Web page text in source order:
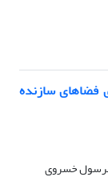
فضاهای سازنده
خسروی